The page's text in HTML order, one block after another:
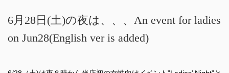
6月28日(土)の夜は、、、An event for ladies
on Jun28(English ver is added)